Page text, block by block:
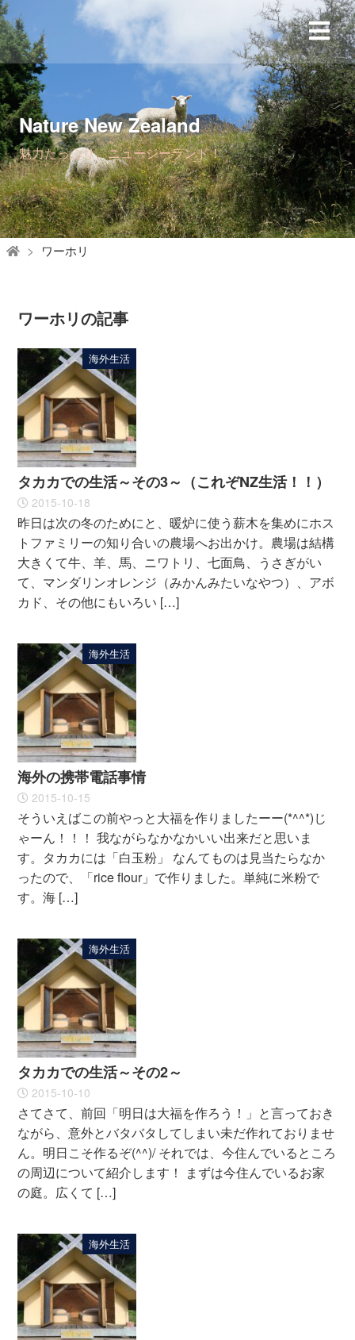
Nature New Zealand
魅力たっぷり、ニュージーランド！
ワーホリ
ワーホリの記事
海外生活
タカカでの生活～その3～（これぞNZ生活！！）
2015-10-18
昨日は次の冬のためにと、暖炉に使う薪木を集めにホス
トファミリーの知り合いの農場へお出かけ。農場は結構
大きくて牛、羊、馬、ニワトリ、七面鳥、うさぎがい
て、マンダリンオレンジ（みかんみたいなやつ）、アボ
カド、その他にもいろい […]
海外生活
海外の携帯電話事情
2015-10-15
そういえばこの前やっと大福を作りましたーー(*^^*)じ
ゃーん！！！ 我ながらなかなかいい出来だと思いま
す。タカカには「白玉粉」 なんてものは見当たらなか
ったので、「rice flour」で作りました。単純に米粉で
す。海 […]
海外生活
タカカでの生活～その2～
2015-10-10
さてさて、前回「明日は大福を作ろう！」と言っておき
ながら、意外とバタバタしてしまい未だ作れておりませ
ん。明日こそ作るぞ(^^)/ それでは、今住んでいるところ
の周辺について紹介します！ まずは今住んでいるお家
の庭。広くて […]
海外生活